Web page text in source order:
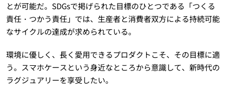
とが可能だ。SDGsで掲げられた目標のひとつである「つくる
責任・つかう責任」では、生産者と消費者双方による持続可能
なサイクルの達成が求められている。
環境に優しく、長く愛用できるプロダクトこそ、その目標に適
う。スマホケースという身近なところから意識して、新時代の
ラグジュアリーを享受したい。